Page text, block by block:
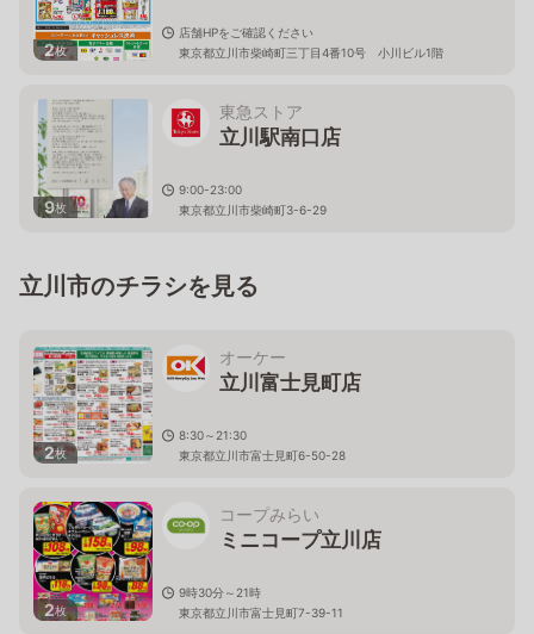
2枚
店舗HPをご確認ください
東京都立川市柴崎町三丁目4番10号 小川ビル1階
9枚
東急ストア
立川駅南口店
9:00-23:00
東京都立川市柴崎町3-6-29
立川市のチラシを見る
2枚
オーケー
立川富士見町店
8:30～21:30
東京都立川市富士見町6-50-28
2枚
コープみらい
ミニコープ立川店
9時30分～21時
東京都立川市富士見町7-39-11